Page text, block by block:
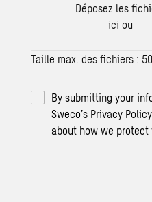
Déposez les
ici ou
Taille max. des fichiers : 50
By submitting your
Sweco’s Privacy Policy.
about how we protect